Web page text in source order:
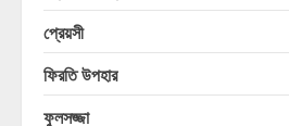
প্রেয়সী
ফিরতি উপহার
ফুলসজ্জা